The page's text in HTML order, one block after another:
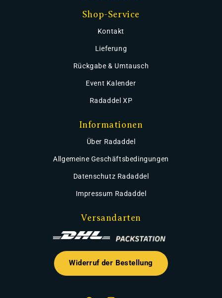
Shop-Service
Kontakt
Lieferung
Rückgabe & Umtausch
Event Kalender
Radaddel XP
Informationen
Über Radaddel
Allgemeine Geschäftsbedingungen
Datenschutz Radaddel
Impressum Radaddel
Versandarten
Widerruf der Bestellung